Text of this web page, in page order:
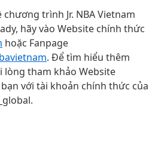
trình Jr. NBA Vietnam
hãy vào Website chính thức
hoặc Fanpage
. Để tìm hiểu thêm
lòng tham khảo Website
với tài khoản chính thức của